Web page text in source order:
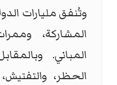
وتُنفق مليارات
المشاركة،
المباني.
الحظر،